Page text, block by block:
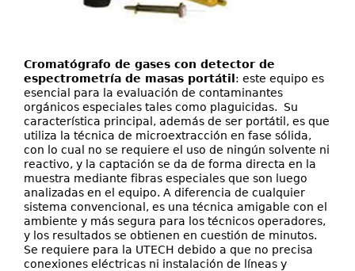
Cromatógrafo de gases con detector de
espectrometría de masas portátil : este equipo es
esencial para la evaluación de contaminantes
orgánicos especiales tales como plaguicidas. Su
característica principal, además de ser portátil, es que
utiliza la técnica de microextracción en fase sólida,
con lo cual no se requiere el uso de ningún solvente ni
reactivo, y la captación se da de forma directa en la
muestra mediante fibras especiales que son luego
analizadas en el equipo. A diferencia de cualquier
sistema convencional, es una técnica amigable con el
ambiente y más segura para los técnicos operadores,
y los resultados se obtienen en cuestión de minutos.
Se requiere para la UTECH debido a que no precisa
conexiones eléctricas ni instalación de líneas y